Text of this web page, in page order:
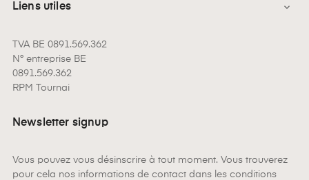
Liens utiles 
TVA BE 0891.569.362
N° entreprise BE
0891.569.362
RPM Tournai
Newsletter signup
Vous pouvez vous désinscrire à tout moment. Vous trouverez
pour cela nos informations de contact dans les conditions